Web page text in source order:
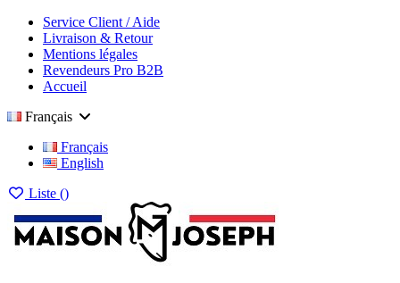
Service Client / Aide
Livraison & Retour
Mentions légales
Revendeurs Pro B2B
Accueil
Français
Français
English
Liste ()